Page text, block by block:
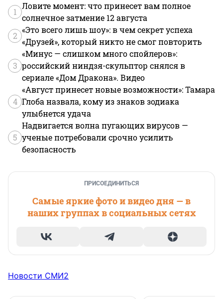
1
Ловите момент: что принесет вам полное
солнечное затмение 12 августа
2
«Это всего лишь шоу»: в чем секрет успеха
«Друзей», который никто не смог повторить
3
«Минус — слишком много спойлеров»:
российский ниндзя-скульптор снялся в
сериале «Дом Дракона». Видео
4
«Август принесет новые возможности»: Тамара
Глоба назвала, кому из знаков зодиака
улыбнется удача
5
Надвигается волна пугающих вирусов —
ученые потребовали срочно усилить
безопасность
ПРИСОЕДИНИТЬСЯ
Самые яркие фото и видео дня — в
наших группах в социальных сетях
Новости СМИ2